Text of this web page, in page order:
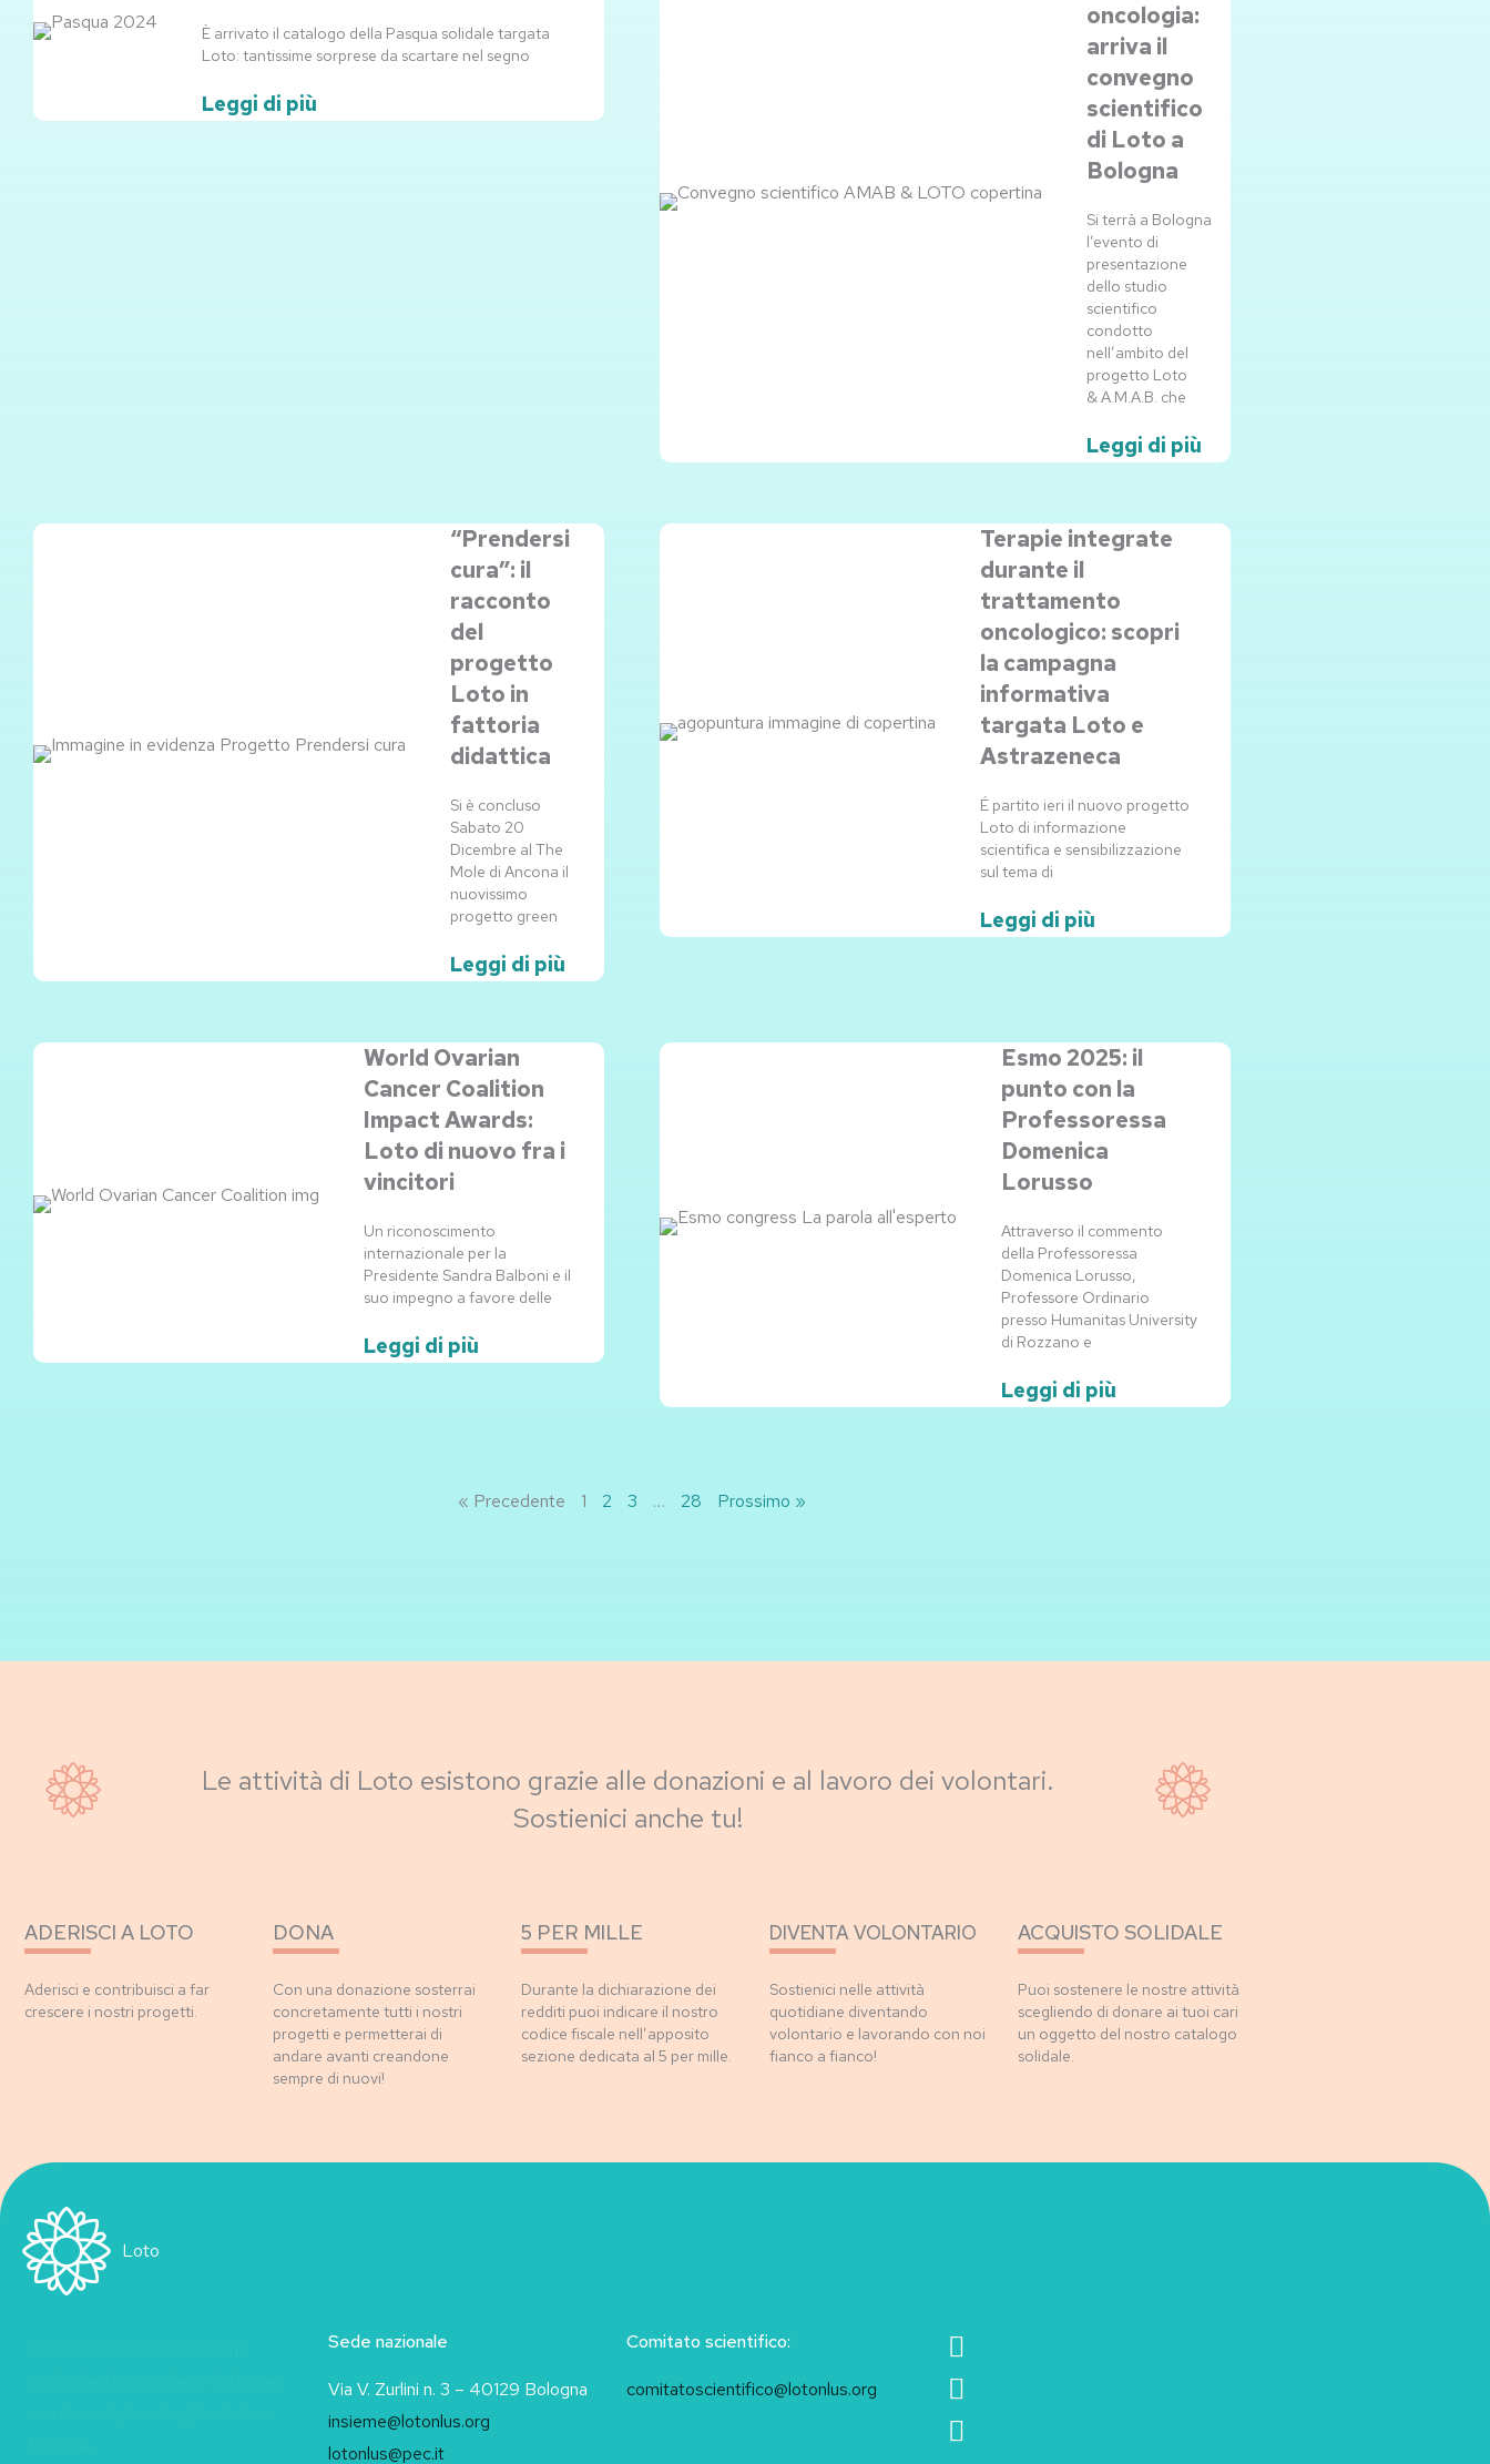
È arrivato il catalogo della Pasqua solidale targata
Loto: tantissime sorprese da scartare nel segno
Leggi di più
oncologia:
arriva il
convegno
scientifico
di Loto a
Bologna
Si terrà a Bologna
l’evento di
presentazione
dello studio
scientifico
condotto
nell’ambito del
progetto Loto
& A.M.A.B. che
Leggi di più
“Prendersi
cura”: il
racconto
del
progetto
Loto in
fattoria
didattica
Si è concluso
Sabato 20
Dicembre al The
Mole di Ancona il
nuovissimo
progetto green
Leggi di più
Terapie integrate
durante il
trattamento
oncologico: scopri
la campagna
informativa
targata Loto e
Astrazeneca
É partito ieri il nuovo progetto
Loto di informazione
scientifica e sensibilizzazione
sul tema di
Leggi di più
World Ovarian
Cancer Coalition
Impact Awards:
Loto di nuovo fra i
vincitori
Un riconoscimento
internazionale per la
Presidente Sandra Balboni e il
suo impegno a favore delle
Leggi di più
Esmo 2025: il
punto con la
Professoressa
Domenica
Lorusso
Attraverso il commento
della Professoressa
Domenica Lorusso,
Professore Ordinario
presso Humanitas University
di Rozzano e
Leggi di più
« Precedente 1 2 3 … 28 Prossimo »
Le attività di Loto esistono grazie alle donazioni e al lavoro dei volontari.
Sostienici anche tu!
ADERISCI A LOTO
Aderisci e contribuisci a far
crescere i nostri progetti.
DONA
Con una donazione sosterrai
concretamente tutti i nostri
progetti e permetterai di
andare avanti creandone
sempre di nuovi!
5 PER MILLE
Durante la dichiarazione dei
redditi puoi indicare il nostro
codice fiscale nell’apposito
sezione dedicata al 5 per mille.
DIVENTA VOLONTARIO
Sostienici nelle attività
quotidiane diventando
volontario e lavorando con noi
fianco a fianco!
ACQUISTO SOLIDALE
Puoi sostenere le nostre attività
scegliendo di donare ai tuoi cari
un oggetto del nostro catalogo
solidale.
Loto
Sede nazionale
Via V. Zurlini n. 3 – 40129 Bologna
insieme@lotonlus.org
lotonlus@pec.it
Comitato scientifico:
comitatoscientifico@lotonlus.org